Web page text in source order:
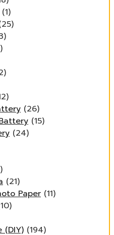
(1)
(26)
(15)
(24)
(21)
Paper (11)
(DIY) (194)